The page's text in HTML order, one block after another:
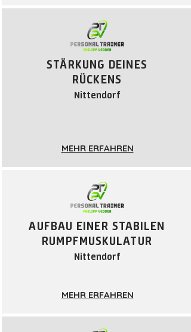
STÄRKUNG DEINES
RÜCKENS
Nittendorf
MEHR ERFAHREN
AUFBAU EINER STABILEN
RUMPFMUSKULATUR
Nittendorf
MEHR ERFAHREN